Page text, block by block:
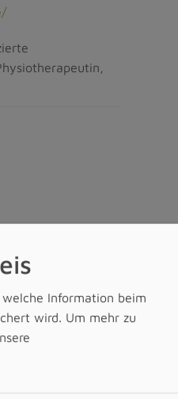
Osteopathie an
dem Abschluss als
zur
Information beim
wird. Um mehr zu